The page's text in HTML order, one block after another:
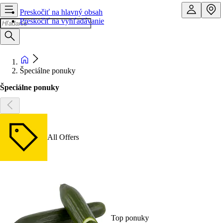
Preskočiť na hlavný obsah
Preskočiť na vyhľadávanie
Špeciálne ponuky
Špeciálne ponuky
All Offers
Top ponuky